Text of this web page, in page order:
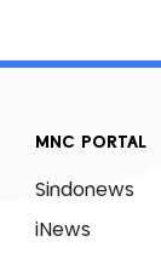
MNC PORTAL
Sindonews
iNews